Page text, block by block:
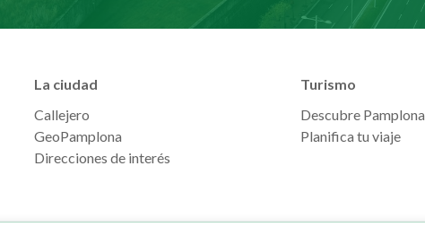
La ciudad
Callejero
GeoPamplona
Direcciones de interés
Turismo
Descubre Pamplona
Planifica tu viaje